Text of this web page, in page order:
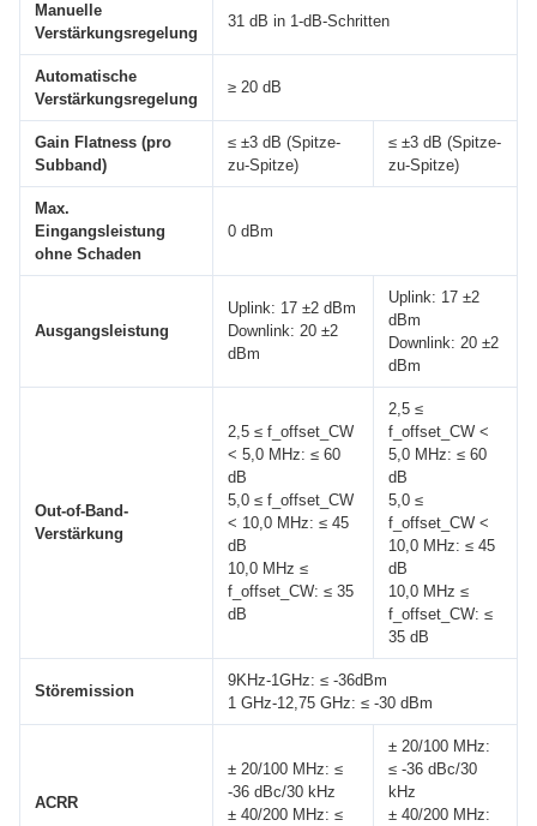
Manuelle
Verstärkungsregelung
31 dB in 1-dB-Schritten
Automatische
Verstärkungsregelung
≥ 20 dB
Gain Flatness (pro
Subband)
≤ ±3 dB (Spitze-
zu-Spitze)
≤ ±3 dB (Spitze-
zu-Spitze)
Max.
Eingangsleistung
ohne Schaden
0 dBm
Ausgangsleistung
Uplink: 17 ±2 dBm
Downlink: 20 ±2
dBm
Uplink: 17 ±2
dBm
Downlink: 20 ±2
dBm
Out-of-Band-
Verstärkung
2,5 ≤ f_offset_CW
< 5,0 MHz: ≤ 60
dB
5,0 ≤ f_offset_CW
< 10,0 MHz: ≤ 45
dB
10,0 MHz ≤
f_offset_CW: ≤ 35
dB
2,5 ≤
f_offset_CW <
5,0 MHz: ≤ 60
dB
5,0 ≤
f_offset_CW <
10,0 MHz: ≤ 45
dB
10,0 MHz ≤
f_offset_CW: ≤
35 dB
Störemission
9KHz-1GHz: ≤ -36dBm
1 GHz-12,75 GHz: ≤ -30 dBm
ACRR
± 20/100 MHz: ≤
-36 dBc/30 kHz
± 40/200 MHz: ≤
± 20/100 MHz:
≤ -36 dBc/30
kHz
± 40/200 MHz: